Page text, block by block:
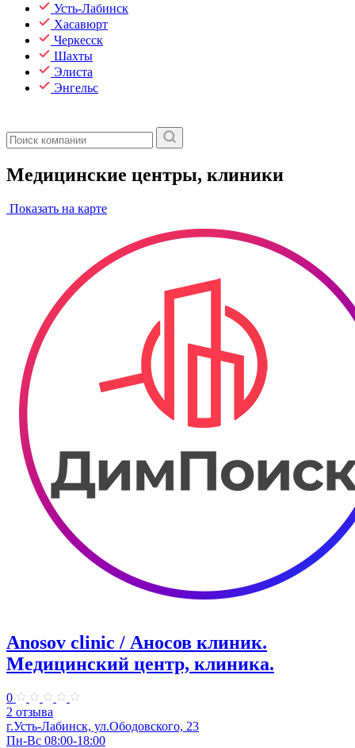
Усть-Лабинск
Хасавюрт
Черкесск
Шахты
Элиста
Энгельс
Медицинские центры, клиники
Показать на карте
Anosov clinic / Аносов клиник.
Медицинский центр, клиника.
0
2 отзыва
г.Усть-Лабинск, ул.​Ободовского, 23​
Пн-Вс 08:00-18:00